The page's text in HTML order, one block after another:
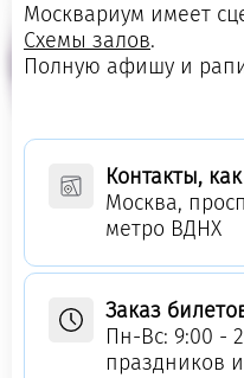
Москвариум имеет
Схемы залов.
Полную афишу и
Контакты,
Москва,
метро ВДНХ
Заказ
Пн-Вс: 9:00 -
праздников